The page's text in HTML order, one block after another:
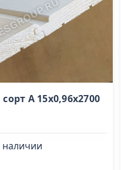
А 15х0,96х2700
наличии